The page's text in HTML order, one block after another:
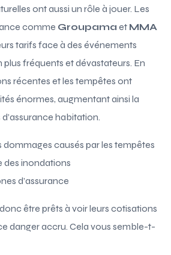
ont aussi un rôle à jouer. Les
comme Groupama et MMA
tarifs face à des événements
plus fréquents et dévastateurs. En
récentes et les tempêtes ont
énormes, augmentant ainsi la
habitation.
causés par les tempêtes
des inondations
d’assurance
être prêts à voir leurs cotisations
danger accru. Cela vous semble-t-